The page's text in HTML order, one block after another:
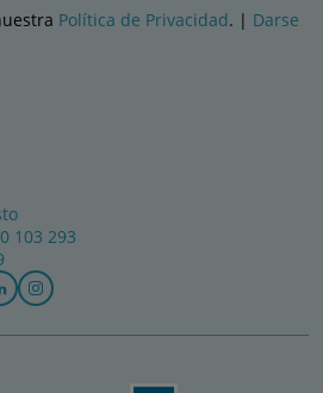
Política de Privacidad. | Darse
103 293